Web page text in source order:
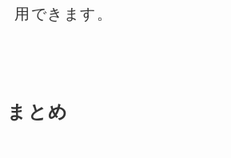
用できます。
まとめ